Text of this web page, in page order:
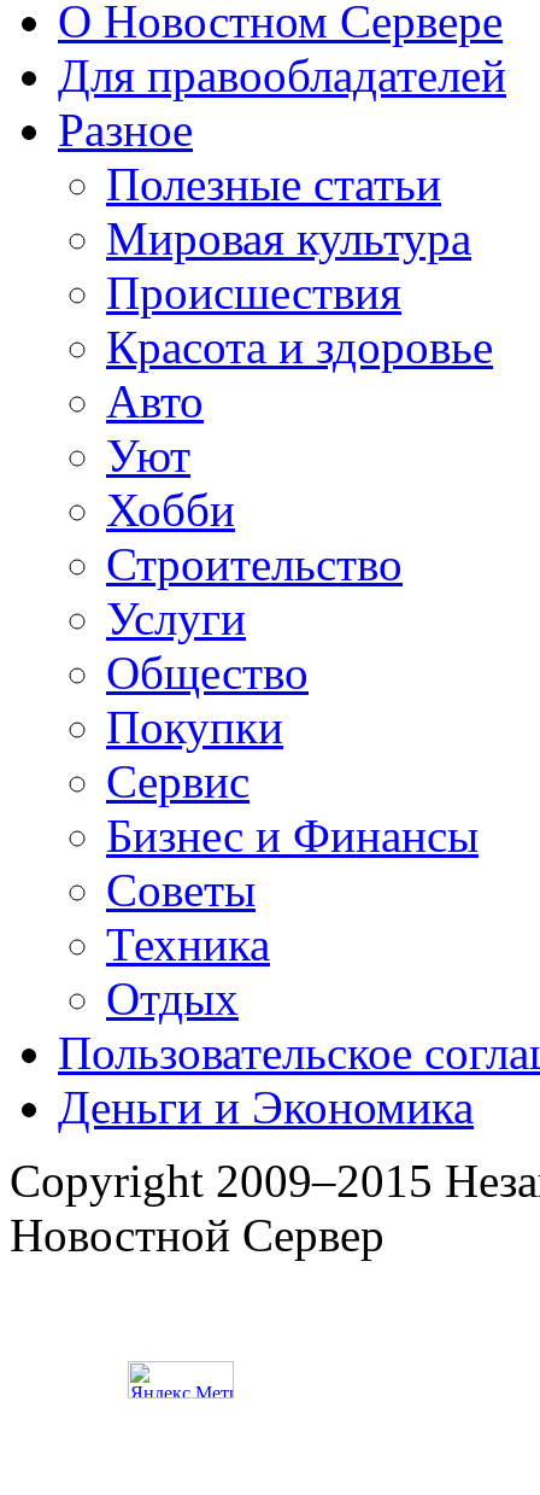
О Новостном Сервере
Для правообладателей
Разное
Полезные статьи
Мировая культура
Происшествия
Красота и здоровье
Авто
Уют
Хобби
Строительство
Услуги
Общество
Покупки
Сервис
Бизнес и Финансы
Советы
Техника
Отдых
Пользовательское
Деньги и Экономика
Copyright 2009–2015
Новостной Сервер